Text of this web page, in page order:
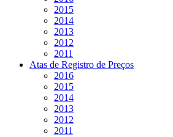
2015
2014
2013
2012
2011
Atas de Registro de Preços
2016
2015
2014
2013
2012
2011